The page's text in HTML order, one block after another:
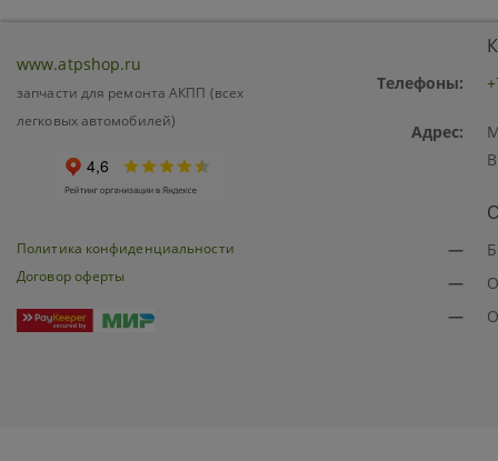
www.atpshop.ru
запчасти для ремонта АКПП (всех
легковых автомобилей)
Политика конфиденциальности
Договор оферты
Телефоны:
Адрес:
—
—
—